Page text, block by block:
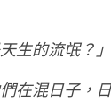
生的流氓？」
在混日子，